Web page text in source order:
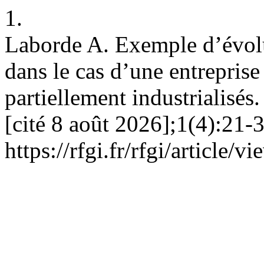
1.
Laborde A. Exemple
dans le cas d’une
partiellement
[cité 8 août 2026];1(4):21-
https://rfgi.fr/rfgi/article/